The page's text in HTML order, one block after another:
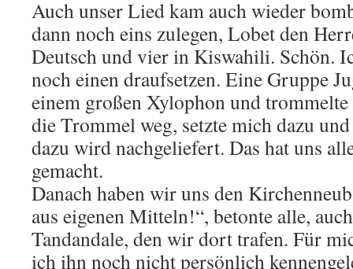
Auch unser Lied kam auch wieder
dann noch eins zulegen, Lobet den
Deutsch und vier in Kiswahili. Schön.
noch einen draufsetzen. Eine Gruppe
einem großen Xylophon und
die Trommel weg, setzte mich dazu
dazu wird nachgeliefert. Das hat uns
gemacht.
Danach haben wir uns den
aus eigenen Mitteln!“, betonte alle,
Tandandale, den wir dort trafen. Für
ich ihn noch nicht persönlich